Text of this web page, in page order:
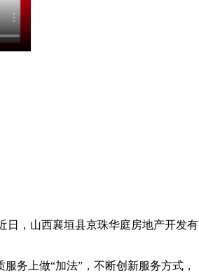
，山西襄垣县京珠华庭房地产开发有
务上做“加法”，不断创新服务方式，